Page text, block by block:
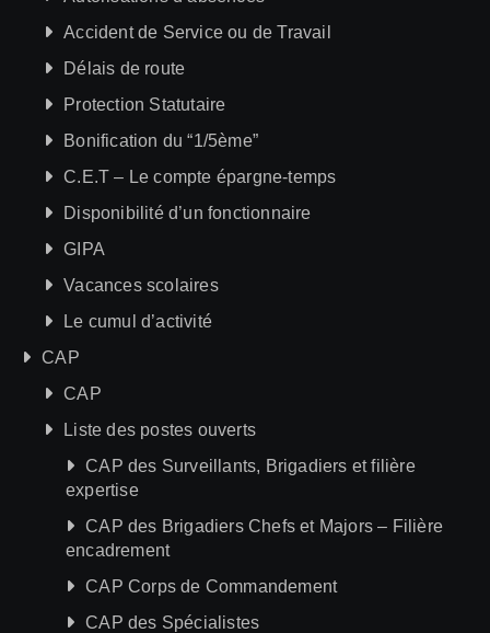
Accident de Service ou de Travail
Délais de route
Protection Statutaire
Bonification du “1/5ème”
C.E.T – Le compte épargne-temps
Disponibilité d’un fonctionnaire
GIPA
Vacances scolaires
Le cumul d’activité
CAP
CAP
Liste des postes ouverts
CAP des Surveillants, Brigadiers et filière
expertise
CAP des Brigadiers Chefs et Majors – Filière
encadrement
CAP Corps de Commandement
CAP des Spécialistes